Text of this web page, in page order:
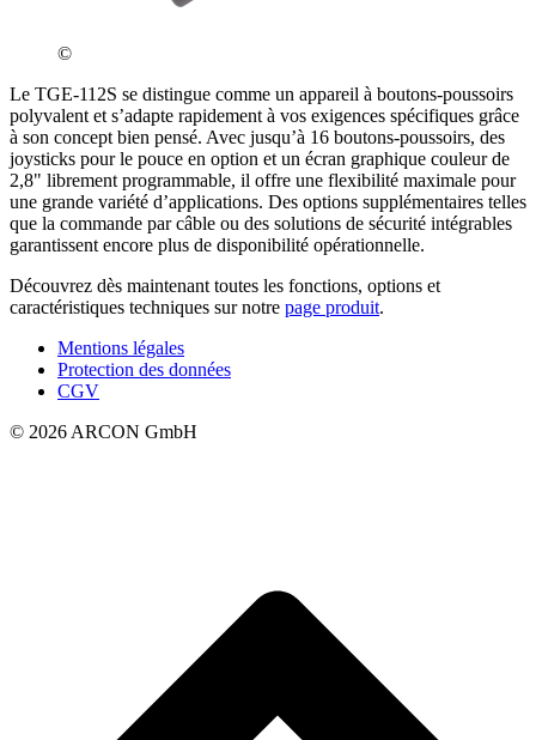
©
Le TGE-112S se distingue comme un appareil à boutons-poussoirs
polyvalent et s’adapte rapidement à vos exigences spécifiques grâce
à son concept bien pensé. Avec jusqu’à 16 boutons-poussoirs, des
joysticks pour le pouce en option et un écran graphique couleur de
2,8" librement programmable, il offre une flexibilité maximale pour
une grande variété d’applications. Des options supplémentaires telles
que la commande par câble ou des solutions de sécurité intégrables
garantissent encore plus de disponibilité opérationnelle.
Découvrez dès maintenant toutes les fonctions, options et
caractéristiques techniques sur notre page produit.
Mentions légales
Protection des données
CGV
© 2026 ARCON GmbH